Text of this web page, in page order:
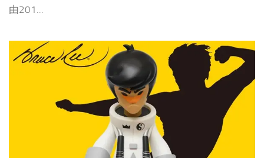
MILK CARGO x BRUCE LEE x KaNO x
TOYQUBE 不一样的李小龙